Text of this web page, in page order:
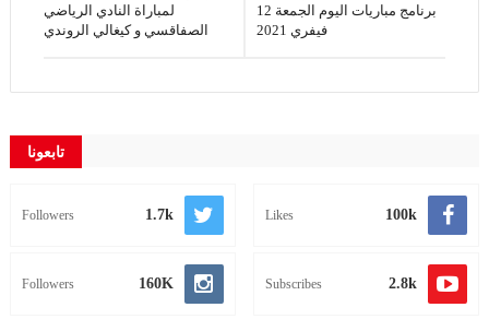
لمباراة النادي الرياضي
الصفاقسي و كيغالي الروندي
برنامج مباريات اليوم الجمعة 12
فيفري 2021
تابعونا
100k
Likes
1.7k
Followers
2.8k
Subscribes
160K
Followers